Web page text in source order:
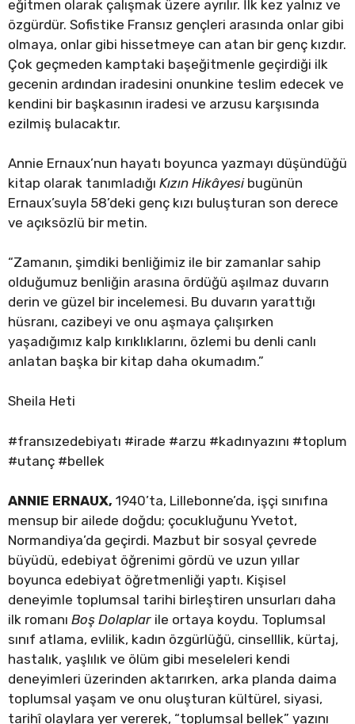
eğitmen olarak çalışmak üzere ayrılır. İlk kez yalnız ve
özgürdür. Sofistike Fransız gençleri arasında onlar gibi
olmaya, onlar gibi hissetmeye can atan bir genç kızdır.
Çok geçmeden kamptaki başeğitmenle geçirdiği ilk
gecenin ardından iradesini onunkine teslim edecek ve
kendini bir başkasının iradesi ve arzusu karşısında
ezilmiş bulacaktır.
Annie Ernaux’nun hayatı boyunca yazmayı düşündüğü
kitap olarak tanımladığı Kızın Hikâyesi bugünün
Ernaux’suyla 58’deki genç kızı buluşturan son derece
ve açıksözlü bir metin.
“Zamanın, şimdiki benliğimiz ile bir zamanlar sahip
olduğumuz benliğin arasına ördüğü aşılmaz duvarın
derin ve güzel bir incelemesi. Bu duvarın yarattığı
hüsranı, cazibeyi ve onu aşmaya çalışırken
yaşadığımız kalp kırıklıklarını, özlemi bu denli canlı
anlatan başka bir kitap daha okumadım.”
Sheila Heti
#fransızedebiyatı #irade #arzu #kadınyazını #toplum
#utanç #bellek
ANNIE ERNAUX, 1940’ta, Lillebonne’da, işçi sınıfına
mensup bir ailede doğdu; çocukluğunu Yvetot,
Normandiya’da geçirdi. Mazbut bir sosyal çevrede
büyüdü, edebiyat öğrenimi gördü ve uzun yıllar
boyunca edebiyat öğretmenliği yaptı. Kişisel
deneyimle toplumsal tarihi birleştiren unsurları daha
ilk romanı Boş Dolaplar ile ortaya koydu. Toplumsal
sınıf atlama, evlilik, kadın özgürlüğü, cinselllik, kürtaj,
hastalık, yaşlılık ve ölüm gibi meseleleri kendi
deneyimleri üzerinden aktarırken, arka planda daima
toplumsal yaşam ve onu oluşturan kültürel, siyasi,
tarihî olaylara yer vererek, “toplumsal bellek” yazını